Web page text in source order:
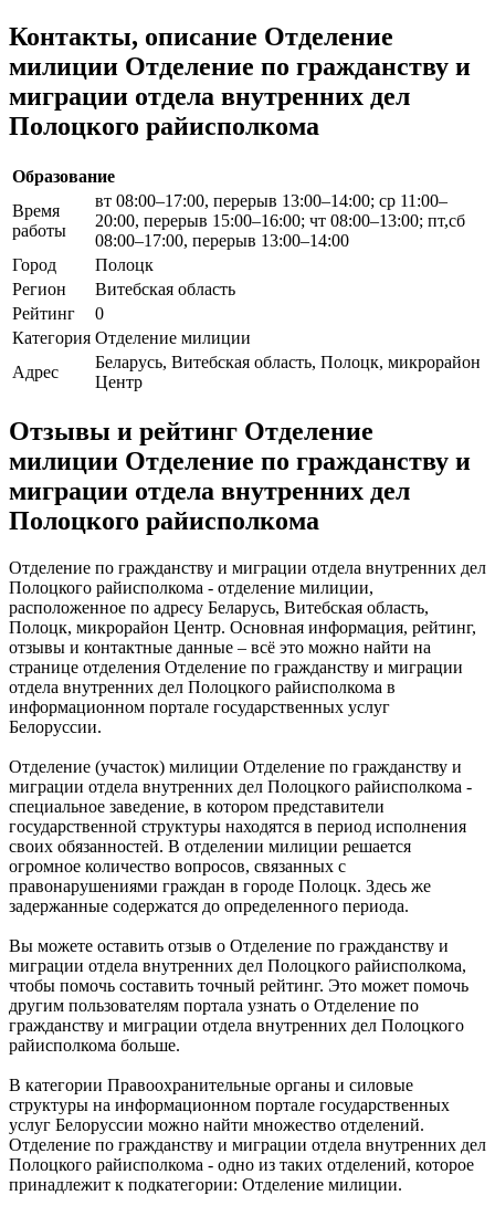
Контакты, описание Отделение
милиции Отделение по гражданству и
миграции отдела внутренних дел
Полоцкого райисполкома
Образование
Время
работы
вт 08:00–17:00, перерыв 13:00–14:00; ср 11:00–
20:00, перерыв 15:00–16:00; чт 08:00–13:00; пт,сб
08:00–17:00, перерыв 13:00–14:00
Город
Полоцк
Регион
Витебская область
Рейтинг
0
Категория Отделение милиции
Адрес
Беларусь, Витебская область, Полоцк, микрорайон
Центр
Отзывы и рейтинг Отделение
милиции Отделение по гражданству и
миграции отдела внутренних дел
Полоцкого райисполкома
Отделение по гражданству и миграции отдела внутренних дел
Полоцкого райисполкома - отделение милиции,
расположенное по адресу Беларусь, Витебская область,
Полоцк, микрорайон Центр. Основная информация, рейтинг,
отзывы и контактные данные – всё это можно найти на
странице отделения Отделение по гражданству и миграции
отдела внутренних дел Полоцкого райисполкома в
информационном портале государственных услуг
Белоруссии.
Отделение (участок) милиции Отделение по гражданству и
миграции отдела внутренних дел Полоцкого райисполкома -
специальное заведение, в котором представители
государственной структуры находятся в период исполнения
своих обязанностей. В отделении милиции решается
огромное количество вопросов, связанных с
правонарушениями граждан в городе Полоцк. Здесь же
задержанные содержатся до определенного периода.
Вы можете оставить отзыв о Отделение по гражданству и
миграции отдела внутренних дел Полоцкого райисполкома,
чтобы помочь составить точный рейтинг. Это может помочь
другим пользователям портала узнать о Отделение по
гражданству и миграции отдела внутренних дел Полоцкого
райисполкома больше.
В категории Правоохранительные органы и силовые
структуры на информационном портале государственных
услуг Белоруссии можно найти множество отделений.
Отделение по гражданству и миграции отдела внутренних дел
Полоцкого райисполкома - одно из таких отделений, которое
принадлежит к подкатегории: Отделение милиции.